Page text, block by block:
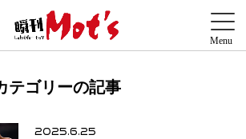
テゴリーの記事
2025.6.25